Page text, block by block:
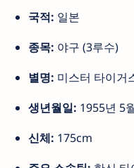
국적: 일본
종목: 야구 (3루수)
별명: 미스터 타이거
생년월일: 1955년 5
신체: 175cm